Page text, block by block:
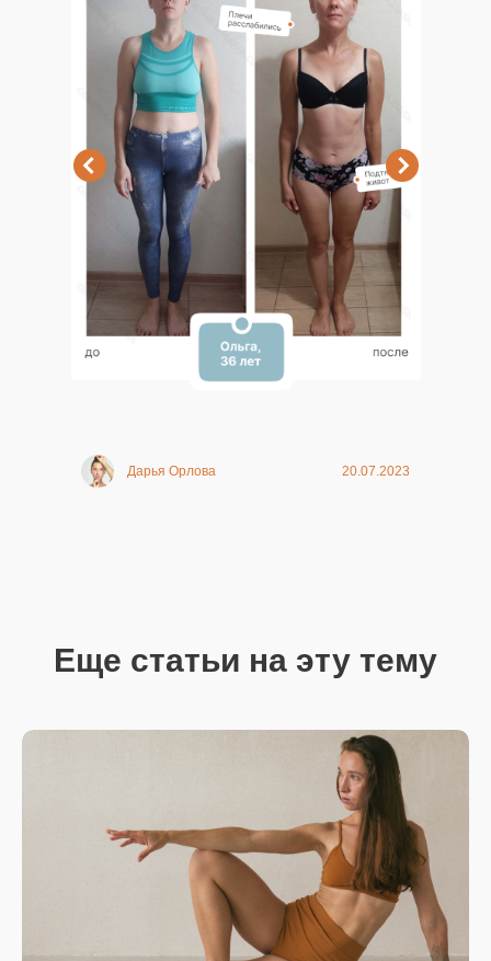
Дарья Орлова 20.07.2023
Еще статьи на эту тему